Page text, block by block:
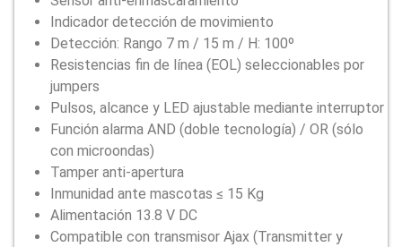
Indicador detección de movimiento
Detección: Rango 7 m / 15 m / H: 100º
Resistencias fin de línea (EOL) seleccionables por
jumpers
Pulsos, alcance y LED ajustable mediante interruptor
Función alarma AND (doble tecnología) / OR (sólo
con microondas)
Tamper anti-apertura
Inmunidad ante mascotas ≤ 15 Kg
Alimentación 13.8 V DC
Compatible con transmisor Ajax (Transmitter y